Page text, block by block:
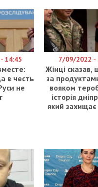
14:45
в честь
не
7/09/2022 -
Жінці сказав,
за
вояком
історія
який захищає